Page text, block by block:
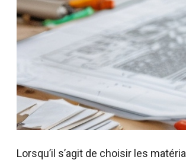
Lorsqu’il s’agit de choisir les